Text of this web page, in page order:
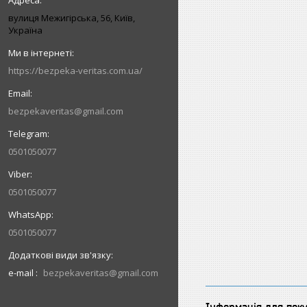
вулиця Межигірська, 56, Київ,
Україна
https://bezpeka-veritas.com.ua/
bezpekaveritas@gmail.com
0501050077
0501050077
0501050077
e-mail bezpekaveritas@gmail.com